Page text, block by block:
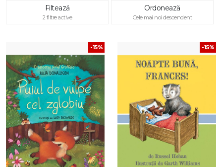
Filtează
2 filtre active
Ordonează
Cele mai noi descendent
-15% -15%